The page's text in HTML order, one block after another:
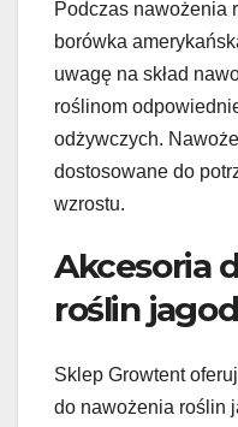
Podczas nawożenia
borówka
uwagę na skład
roślinom
odżywczych.
dostosowane do
wzrostu.
Akcesoria
roślin
Sklep Growtent
do nawożenia roślin